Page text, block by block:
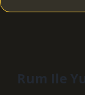
Rum Ile